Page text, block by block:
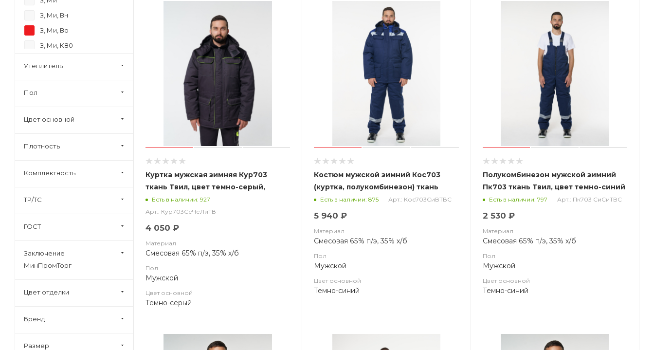
Куртка мужская зимняя Кур703
ткань Твил, цвет темно-серый,
черный с лимонной отделкой
Есть в наличии: 927
Арт.: Кур703СеЧеЛиТВ
4 050 ₽
Материал
Смесовая 65% п/э, 35% х/б
Пол
Мужской
Цвет основной
Темно-серый
Костюм мужской зимний Кос703
(куртка, полукомбинезон) ткань
Твил, цвет темно-синий с
васильковым (ЧЗ)
Есть в наличии: 875 Арт.: Кос703СиВТВС
5 940 ₽
Материал
Смесовая 65% п/э, 35% х/б
Пол
Мужской
Цвет основной
Темно-синий
Полукомбинезон мужской зимний
Пк703 ткань Твил, цвет темно-синий
Есть в наличии: 797 Арт.: Пк703 СиСиТВС
2 530 ₽
Материал
Смесовая 65% п/э, 35% х/б
Пол
Мужской
Цвет основной
Темно-синий
З, Ми, Вн
З, Ми, Во
З, Ми, К80
З, Ми, Ти, ТР, То
З, Ми, Тн, ВО
З, Ми, Тн, Эс
Утеплитель
Пол
Цвет основной
Плотность
Комплектность
ТР/ТС
ГОСТ
Заключение
МинПромТорг
Цвет отделки
Бренд
Размер